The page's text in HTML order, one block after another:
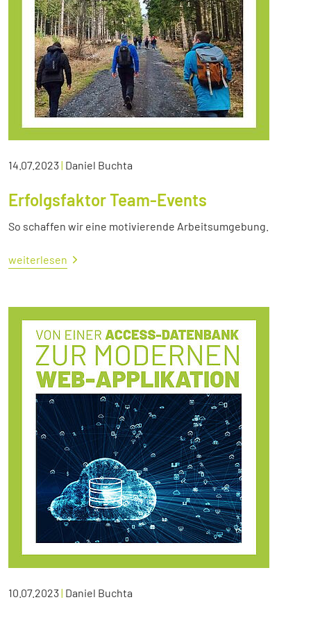
14.07.2023| Daniel Buchta
Erfolgsfaktor Team-Events
So schaffen wir eine motivierende Arbeitsumgebung.
weiterlesen
10.07.2023| Daniel Buchta